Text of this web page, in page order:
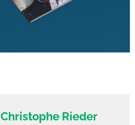
Christophe Rieder